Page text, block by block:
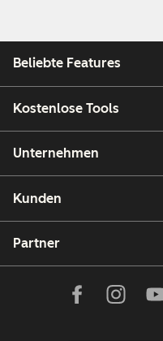
Beliebte Features
Kostenlose Tools
Unternehmen
Kunden
Partner